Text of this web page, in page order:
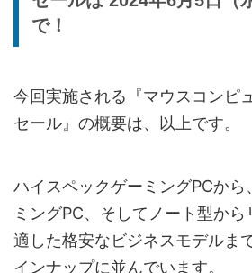
で！
今回実施される『マウスコンピ
セール』の概要は、以上です。
ハイスペックゲーミングPCから
ミングPC、そしてノート型か
適した格安なビジネスモデルま
インナップに並んでいます。